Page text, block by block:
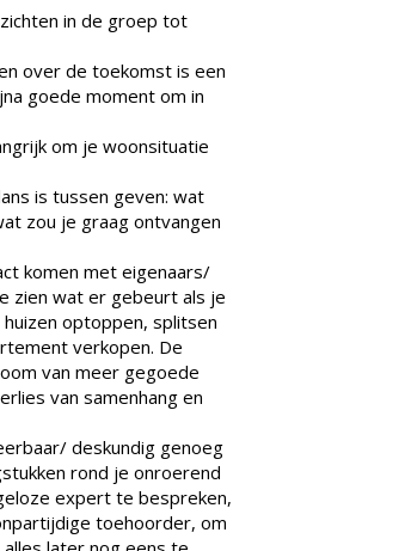
in de groep tot
over de toekomst is een
goede moment om in
om je woonsituatie
is tussen geven: wat
zou je graag ontvangen
komen met eigenaars/
zien wat er gebeurt als je
optoppen, splitsen
verkopen. De
van meer gegoede
van samenhang en
deskundig genoeg
rond je onroerend
expert te bespreken,
toehoorder, om